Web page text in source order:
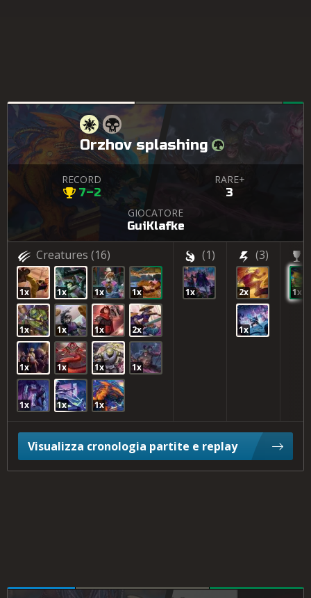
Orzhov splashing
RECORD
7–2
RARE+
3
GIOCATORE
GuiKlafke
Creatures (16)
1x 1x 1x 1x
1x 1x 1x 2x
1x 1x 1x 1x
1x 1x 1x
(1)
1x
(3)
2x
1x
1x
Visualizza cronologia partite e replay